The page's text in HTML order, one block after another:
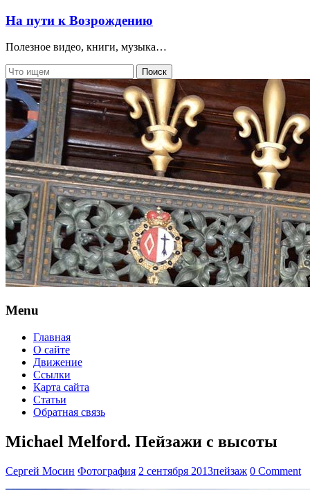
На пути к Возрождению
Полезное видео, книги, музыка…
Menu
Главная
О сайте
Движение
Ссылки
Карта сайта
Статьи
Обратная связь
Michael Melford. Пейзажи с высоты
Сергей Мосин Фотография 2 сентября 2013пейзаж 0 Comment